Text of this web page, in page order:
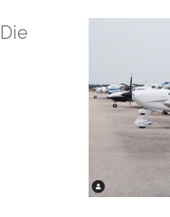
Die